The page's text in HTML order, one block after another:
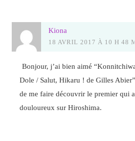
Kiona
18 AVRIL 2017 À 10 H 48
Bonjour, j’ai bien aimé
Dole / Salut, Hikaru ! de Gilles
de me faire découvrir le premier qui
douloureux sur Hiroshima.